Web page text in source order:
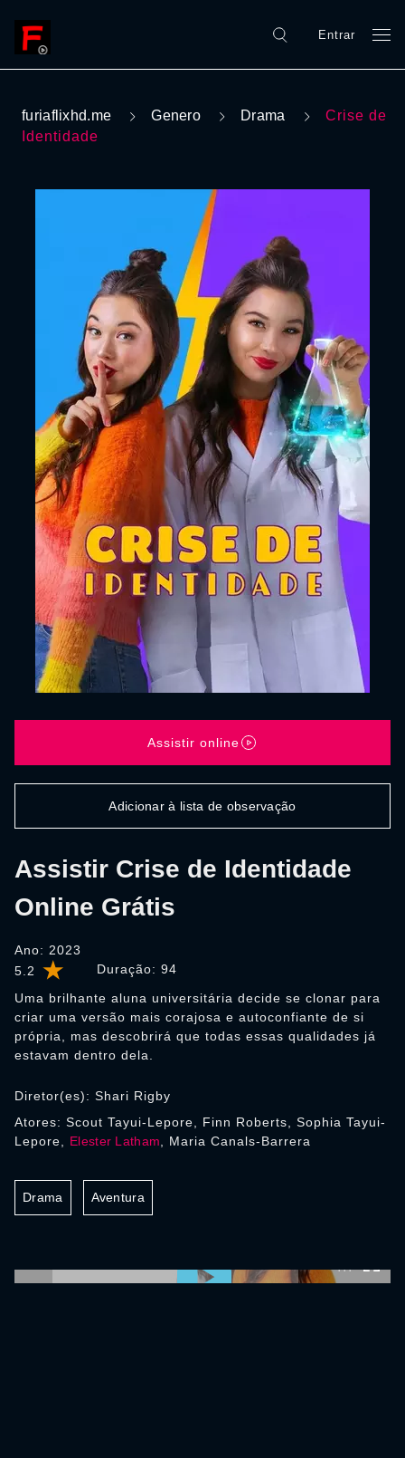
Entrar
furiaflixhd.me Genero Drama
Crise de
Identidade
5.2 Duração: 94
Assistir Crise de Identidade
Online Grátis
Ano: 2023
Uma brilhante aluna universitária decide se clonar para
criar uma versão mais corajosa e autoconfiante de si
própria, mas descobrirá que todas essas qualidades já
estavam dentro dela.
Assistir online
Adicionar à lista de observação
Diretor(es): Shari Rigby
Atores: Scout Tayui-Lepore, Finn Roberts, Sophia Tayui-
Lepore, Elester Latham , Maria Canals-Barrera
Drama Aventura